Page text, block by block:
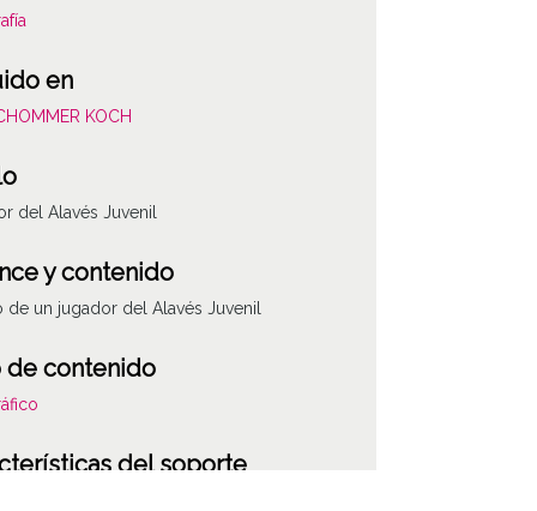
en
KOCH
del Alavés Juvenil
y contenido
de un jugador del Alavés Juvenil
de contenido
del soporte